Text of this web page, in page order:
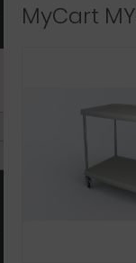
MyCart